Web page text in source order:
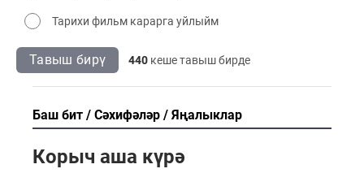
Тарихи фильм карарга уйлыйм
Тавыш бирү 440 кеше тавыш бирде
Баш бит Сәхифәләр Яңалыклар
Корыч аша күрә